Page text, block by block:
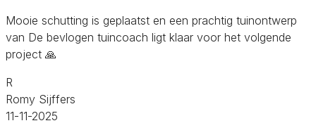
Mooie schutting is geplaatst en een prachtig tuinontwerp
van De bevlogen tuincoach ligt klaar voor het volgende
project 🙏
R
Romy Sijffers
11-11-2025